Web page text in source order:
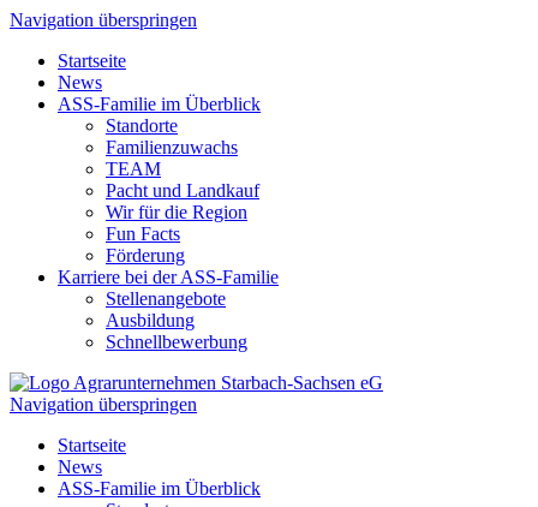
Navigation überspringen
Startseite
News
ASS-Familie im Überblick
Standorte
Familienzuwachs
TEAM
Pacht und Landkauf
Wir für die Region
Fun Facts
Förderung
Karriere bei der ASS-Familie
Stellenangebote
Ausbildung
Schnellbewerbung
Navigation überspringen
Startseite
News
ASS-Familie im Überblick